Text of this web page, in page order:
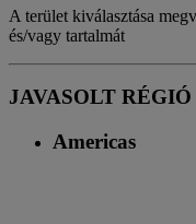
A terület kiválasztása
és/vagy tartalmát
JAVASOLT RÉGIÓ
Americas